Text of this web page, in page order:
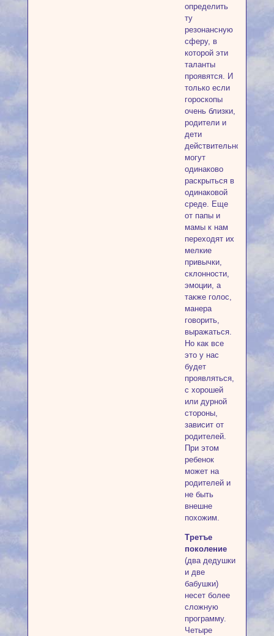
определить
ту
резонансную
сферу, в
которой эти
таланты
проявятся. И
только если
гороскопы
очень близки,
родители и
дети
действительно
могут
одинаково
раскрыться в
одинаковой
среде. Еще
от папы и
мамы к нам
переходят их
мелкие
привычки,
склонности,
эмоции, а
также голос,
манера
говорить,
выражаться.
Но как все
это у нас
будет
проявляться,
с хорошей
или дурной
стороны,
зависит от
родителей.
При этом
ребенок
может на
родителей и
не быть
внешне
похожим.
Третъе
поколение
(два дедушки
и две
бабушки)
несет более
сложную
программу.
Четыре